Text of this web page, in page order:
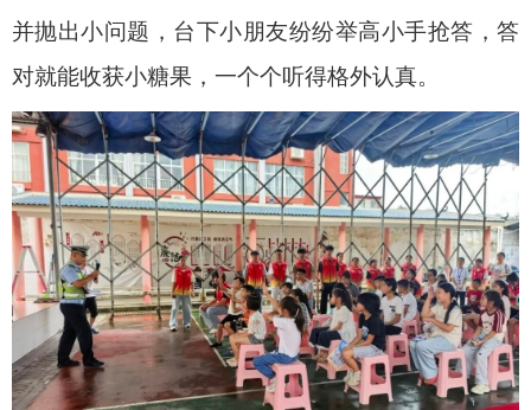
并抛出小问题，台下小朋友纷纷举高小手抢答，答
对就能收获小糖果，一个个听得格外认真。